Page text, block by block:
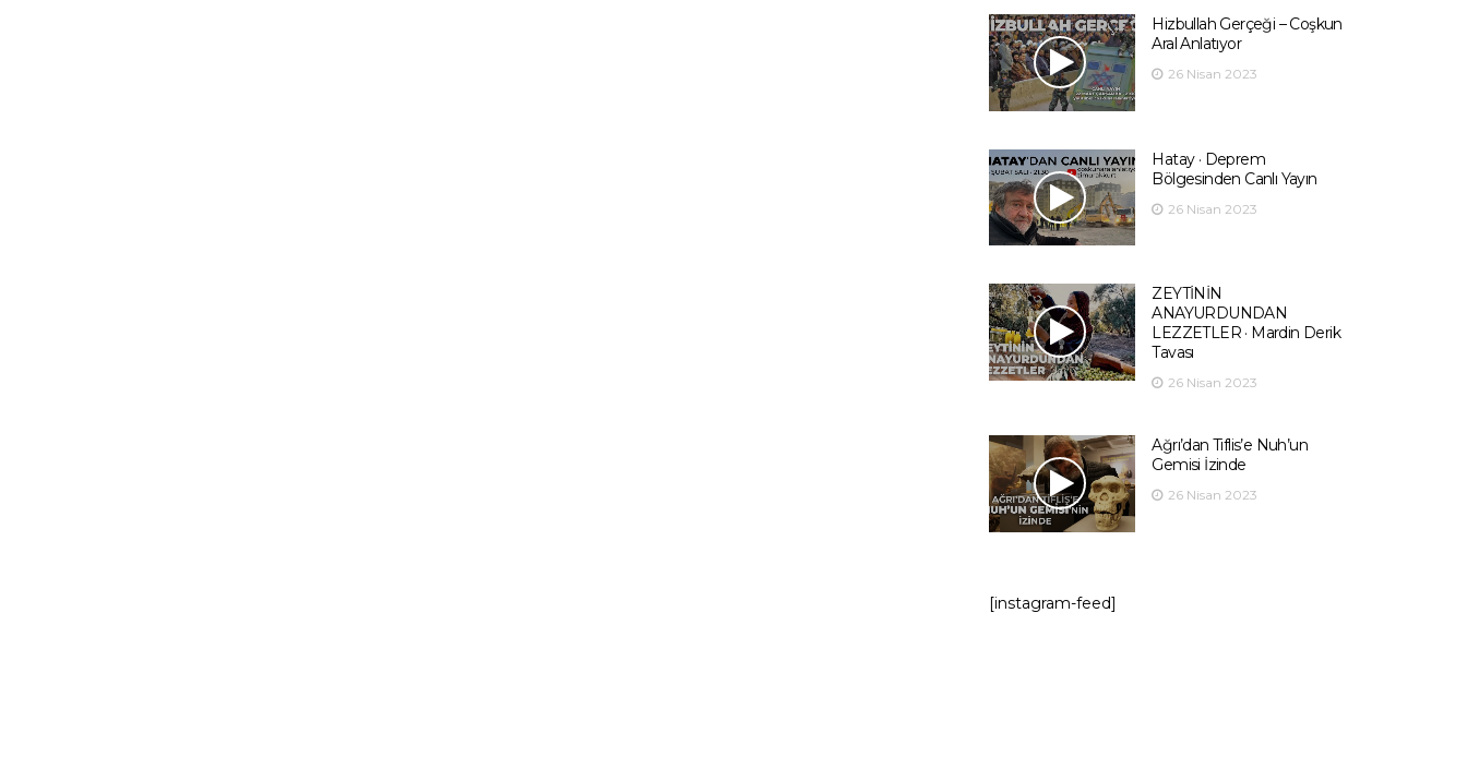
Hizbullah Gerçeği – Coşkun
Aral Anlatıyor
26 Nisan 2023
Hatay · Deprem
Bölgesinden Canlı Yayın
26 Nisan 2023
ZEYTİNİN
ANAYURDUNDAN
LEZZETLER · Mardin Derik
Tavası
26 Nisan 2023
Ağrı’dan Tiflis’e Nuh’un
Gemisi İzinde
26 Nisan 2023
[instagram-feed]